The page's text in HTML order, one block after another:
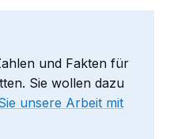
und Fakten für
Sie wollen dazu
unsere Arbeit mit